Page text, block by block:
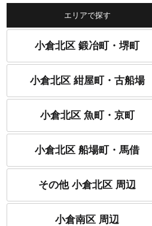
エリアで探す
小倉北区 鍛冶町・堺町
小倉北区 紺屋町・古船場
小倉北区 魚町・京町
小倉北区 船場町・馬借
その他 小倉北区 周辺
小倉南区 周辺